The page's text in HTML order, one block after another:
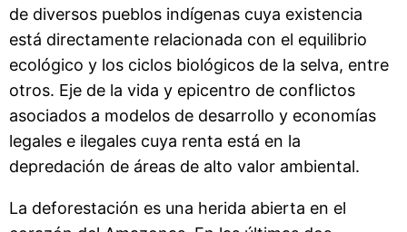
de diversos pueblos indígenas cuya existencia
está directamente relacionada con el equilibrio
ecológico y los ciclos biológicos de la selva, entre
otros. Eje de la vida y epicentro de conflictos
asociados a modelos de desarrollo y economías
legales e ilegales cuya renta está en la
depredación de áreas de alto valor ambiental.
La deforestación es una herida abierta en el